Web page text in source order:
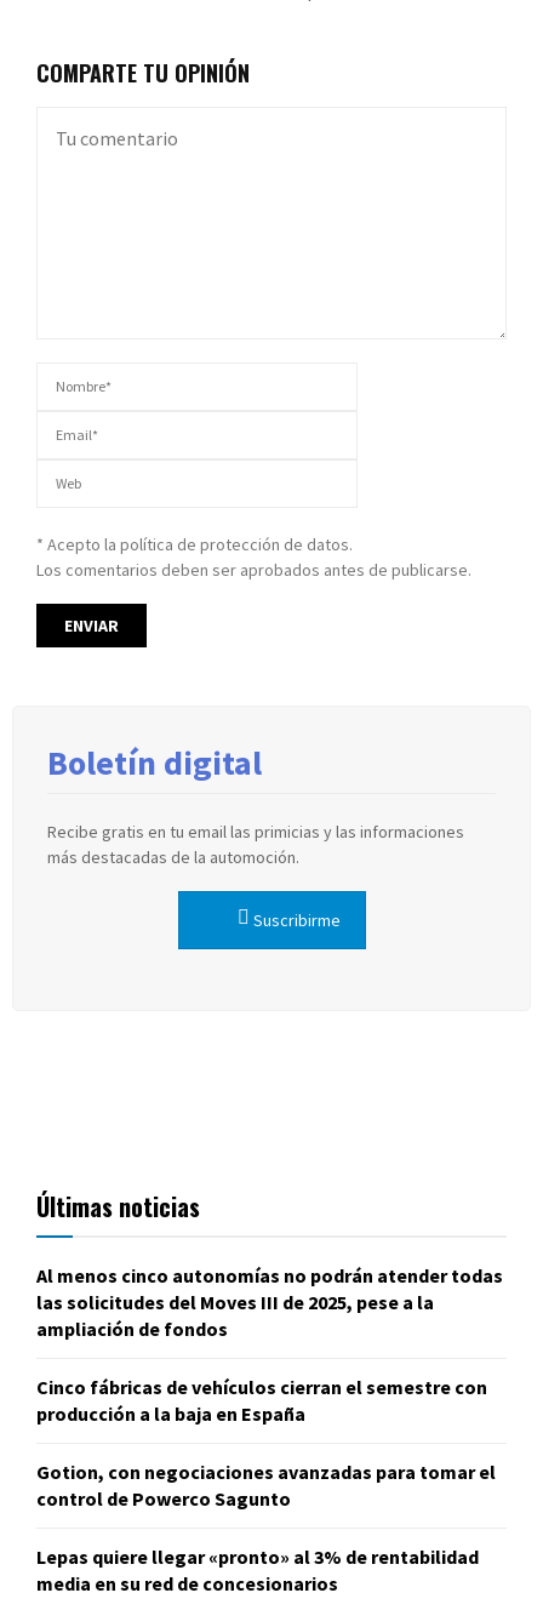
COMPARTE TU OPINIÓN
* Acepto la política de protección de datos.
Los comentarios deben ser aprobados antes de publicarse.
Boletín digital
Recibe gratis en tu email las primicias y las informaciones
más destacadas de la automoción.
Suscribirme
Últimas noticias
Al menos cinco autonomías no podrán atender todas
las solicitudes del Moves III de 2025, pese a la
ampliación de fondos
Cinco fábricas de vehículos cierran el semestre con
producción a la baja en España
Gotion, con negociaciones avanzadas para tomar el
control de Powerco Sagunto
Lepas quiere llegar «pronto» al 3% de rentabilidad
media en su red de concesionarios